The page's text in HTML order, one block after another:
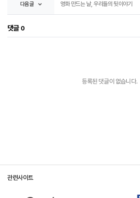
다음글 영화 만드는 날, 우리들의 뒷이야기
댓글 0
등록된 댓글이 없습니다.
관련사이트